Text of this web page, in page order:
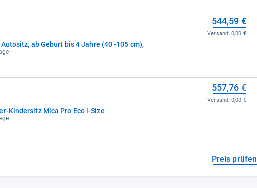
Autositz, ab Geburt bis 4 Jahre (40 -105 cm),
544,59 €
Versand:0,00 €
Kindersitz Mica Pro Eco i-Size
557,76 €
Versand:0,00 €
Preis prüfen